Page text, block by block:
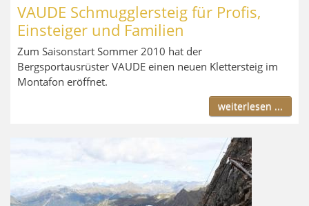
VAUDE Schmugglersteig für Profis,
Einsteiger und Familien
Zum Saisonstart Sommer 2010 hat der
Bergsportausrüster VAUDE einen neuen Klettersteig im
Montafon eröffnet.
weiterlesen ...